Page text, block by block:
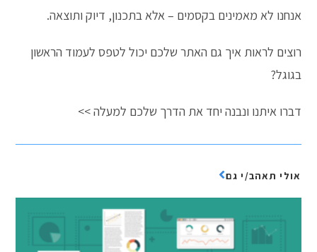
אנחנו לא מאמינים בקסמים – אלא בתכנון, דיוק ותוצאה.
רוצים לראות איך גם האתר שלכם יכול לטפס לעמוד הראשון
בגוגל?
דברו איתנו ונבנה יחד את הדרך שלכם למעלה >>
אולי תאהב/י גם